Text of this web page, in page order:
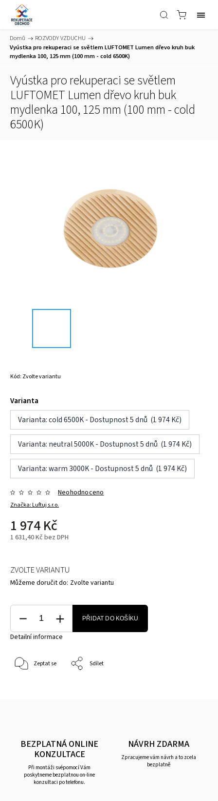
Domů / ROZVODY VZDUCHU /
Vyústka pro rekuperaci se světlem LUFTOMET Lumen dřevo kruh buk
mydlenka 100, 125 mm (100 mm - cold 6500K)
Vyústka pro rekuperaci se světlem
LUFTOMET Lumen dřevo kruh buk
mydlenka 100, 125 mm (100 mm - cold
6500K)
Kód: Zvolte variantu
Varianta
Varianta: cold 6500K - Dostupnost 5 dnů (1 974 Kč)
Varianta: neutral 5000K - Dostupnost 5 dnů (1 974 Kč)
Varianta: warm 3000K - Dostupnost 5 dnů (1 974 Kč)
Značka:Luftuj s.r.o.
Neohodnoceno
1 974 Kč
1 631,40 Kč bez DPH
ZVOLTE VARIANTU
Můžeme doručit do: Zvolte variantu
PŘIDAT DO KOŠÍKU
Detailní informace
Zeptat se Sdílet
BEZPLATNÁ ONLINE
KONZULTACE
Při montáži svépomocí Vám
poskytneme bezplatnou on-line
konzultaci po telefonu.
NÁVRH ZDARMA
Zpracujeme vám návrh a to zcela
bezplatně